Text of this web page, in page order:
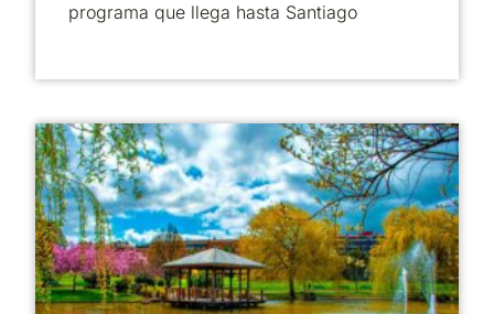
programa que llega hasta Santiago